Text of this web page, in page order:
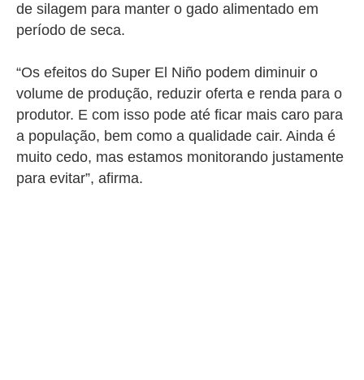
de silagem para manter o gado alimentado em
período de seca.
“Os efeitos do Super El Niño podem diminuir o
volume de produção, reduzir oferta e renda para o
produtor. E com isso pode até ficar mais caro para
a população, bem como a qualidade cair. Ainda é
muito cedo, mas estamos monitorando justamente
para evitar”, afirma.